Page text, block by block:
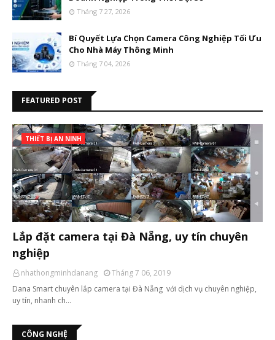
Tháng 7 27, 2026
Bí Quyết Lựa Chọn Camera Công Nghiệp Tối Ưu
Cho Nhà Máy Thông Minh
Tháng 7 04, 2026
FEATURED POST
THIẾT BỊ AN NINH
Lắp đặt camera tại Đà Nẵng, uy tín chuyên
nghiệp
nhathongminhdanang
Tháng 7 06, 2019
Dana Smart chuyên lắp camera tại Đà Nẵng với dịch vụ chuyên nghiệp,
uy tín, nhanh ch…
CÔNG NGHỆ